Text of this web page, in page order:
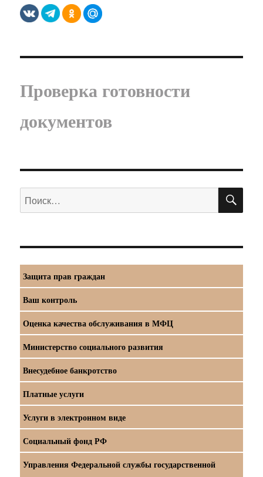
Проверка готовности
документов
Искать:
Защита прав граждан
Ваш контроль
Оценка качества обслуживания в МФЦ
Министерство социального развития
Внесудебное банкротство
Платные услуги
Услуги в электронном виде
Социальный фонд РФ
Управления Федеральной службы государственной